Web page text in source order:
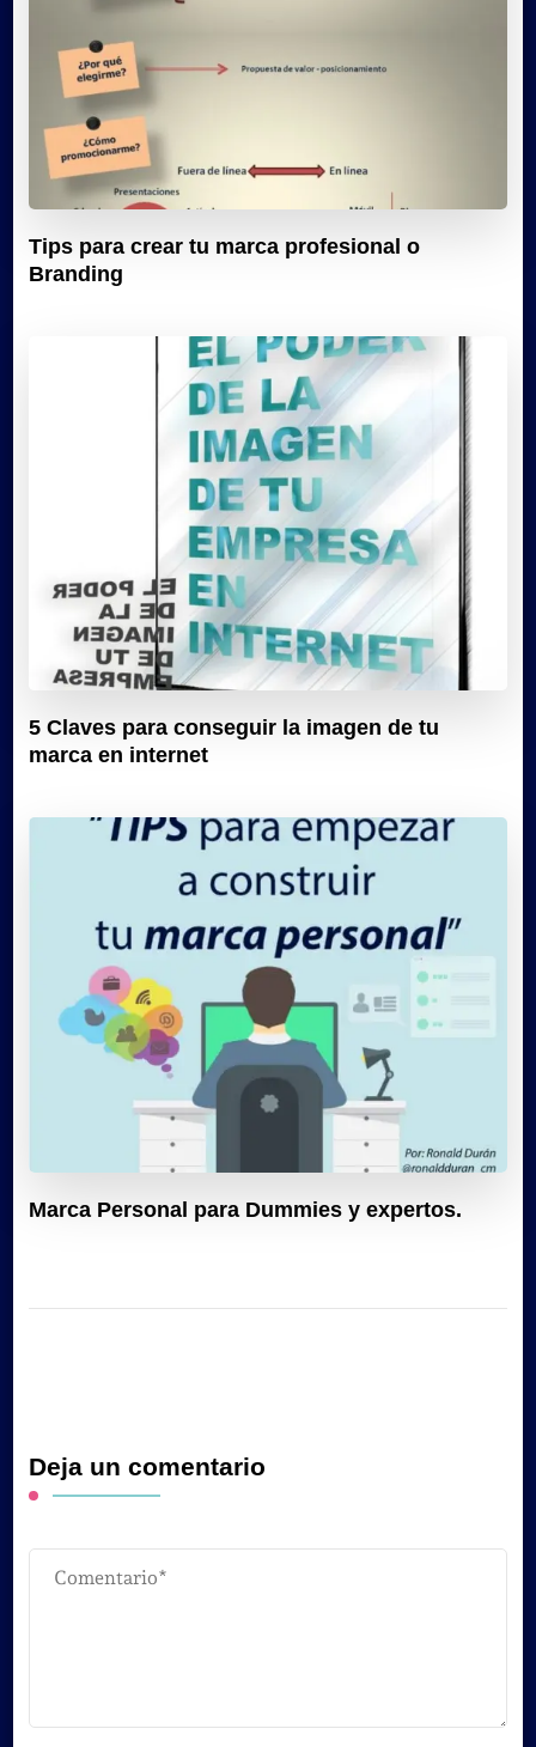
Tips para crear tu marca profesional o
Branding
5 Claves para conseguir la imagen de tu
marca en internet
Marca Personal para Dummies y expertos.
Deja un comentario